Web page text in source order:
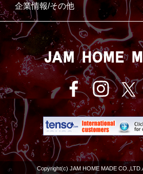
企業情報/その他
Copyright(c) JAM HOME MADE